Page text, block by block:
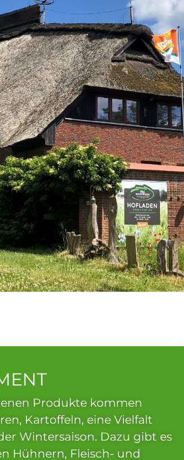
Produkte kommen
Kartoffeln, eine Vielfalt
Wintersaison. Dazu gibt es
Hühnern, Fleisch- und